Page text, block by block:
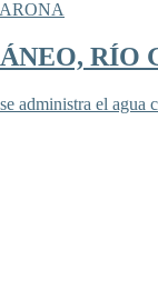
RÍO
administra el agua